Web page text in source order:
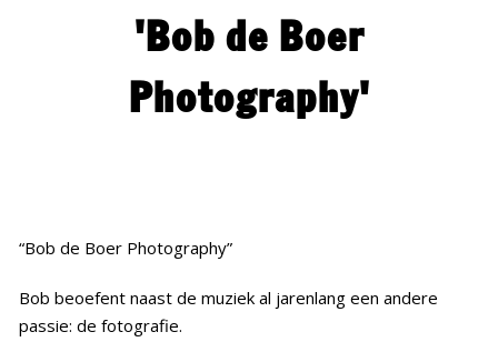
Historie
Bouw mee!
'Bob de Boer
Photography'
“Bob de Boer Photography”
Bob beoefent naast de muziek al jarenlang een andere
passie: de fotografie.